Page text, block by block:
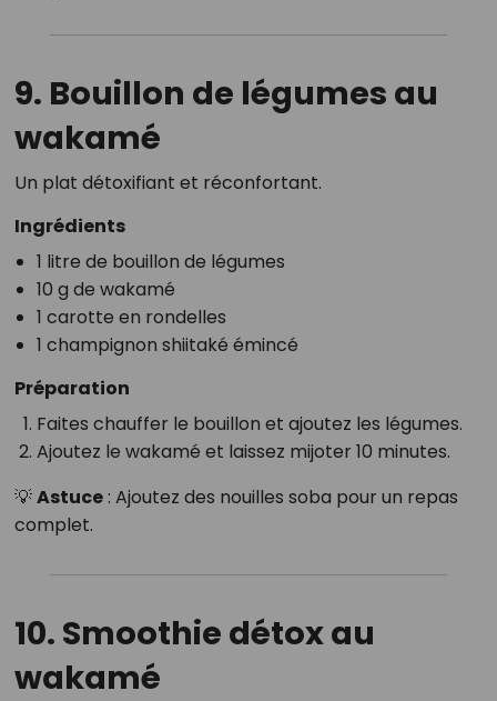
9. Bouillon de légumes au
wakamé
Un plat détoxifiant et réconfortant.
Ingrédients
1 litre de bouillon de légumes
10 g de wakamé
1 carotte en rondelles
1 champignon shiitaké émincé
Préparation
Faites chauffer le bouillon et ajoutez les légumes.
Ajoutez le wakamé et laissez mijoter 10 minutes.
💡Astuce: Ajoutez des nouilles soba pour un repas
complet.
10. Smoothie détox au
wakamé